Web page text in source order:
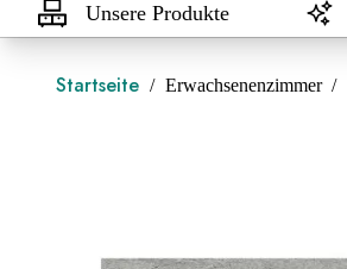
Unsere Produkte
Startseite Erwachsenenzimmer